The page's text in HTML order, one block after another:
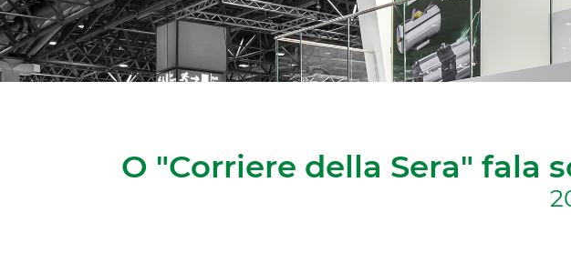
O "Corriere della Sera" fala